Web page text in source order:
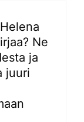
Ne
ja
juuri